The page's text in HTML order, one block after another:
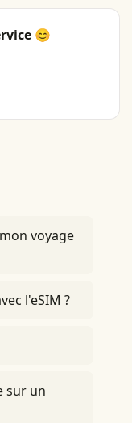
😊
voyage
l'eSIM ?
sur un